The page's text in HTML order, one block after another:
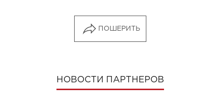
ПОШЕРИТЬ
НОВОСТИ ПАРТНЕРОВ